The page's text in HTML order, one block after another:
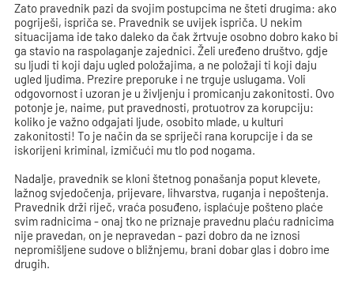
Zato pravednik pazi da svojim postupcima ne šteti drugima: ako
pogriješi, ispriča se. Pravednik se uvijek ispriča. U nekim
situacijama ide tako daleko da čak žrtvuje osobno dobro kako bi
ga stavio na raspolaganje zajednici. Želi uređeno društvo, gdje
su ljudi ti koji daju ugled položajima, a ne položaji ti koji daju
ugled ljudima. Prezire preporuke i ne trguje uslugama. Voli
odgovornost i uzoran je u življenju i promicanju zakonitosti. Ovo
potonje je, naime, put pravednosti, protuotrov za korupciju:
koliko je važno odgajati ljude, osobito mlade, u kulturi
zakonitosti! To je način da se spriječi rana korupcije i da se
iskorijeni kriminal, izmičući mu tlo pod nogama.
Nadalje, pravednik se kloni štetnog ponašanja poput klevete,
lažnog svjedočenja, prijevare, lihvarstva, ruganja i nepoštenja.
Pravednik drži riječ, vraća posuđeno, isplaćuje pošteno plaće
svim radnicima - onaj tko ne priznaje pravednu plaću radnicima
nije pravedan, on je nepravedan - pazi dobro da ne iznosi
nepromišljene sudove o bližnjemu, brani dobar glas i dobro ime
drugih.